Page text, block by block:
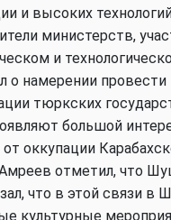
и высоких
министерств,
и
о намерении
тюркских
большой
оккупации
отметил, что
что в этой связи
культурные